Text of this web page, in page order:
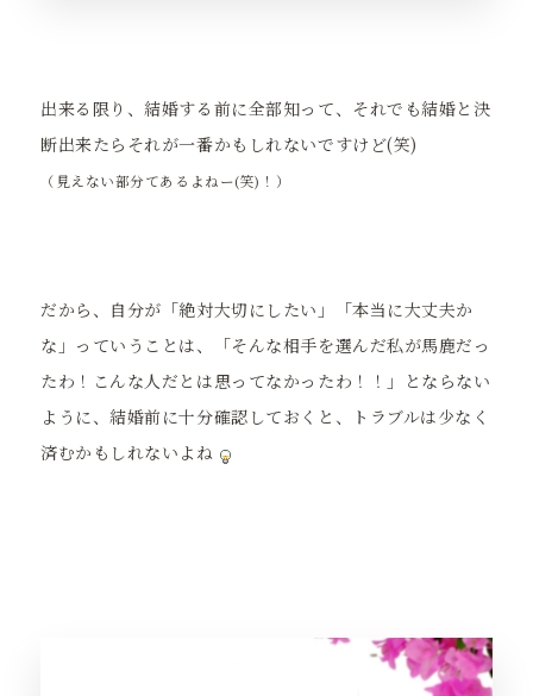
出来る限り、結婚する前に全部知って、それでも結婚と決
断出来たらそれが一番かもしれないですけど(笑)
（見えない部分てあるよねー(笑)！）
だから、自分が「絶対大切にしたい」「本当に大丈夫か
な」っていうことは、「そんな相手を選んだ私が馬鹿だっ
たわ！こんな人だとは思ってなかったわ！！」とならない
ように、結婚前に十分確認しておくと、トラブルは少なく
済むかもしれないよね